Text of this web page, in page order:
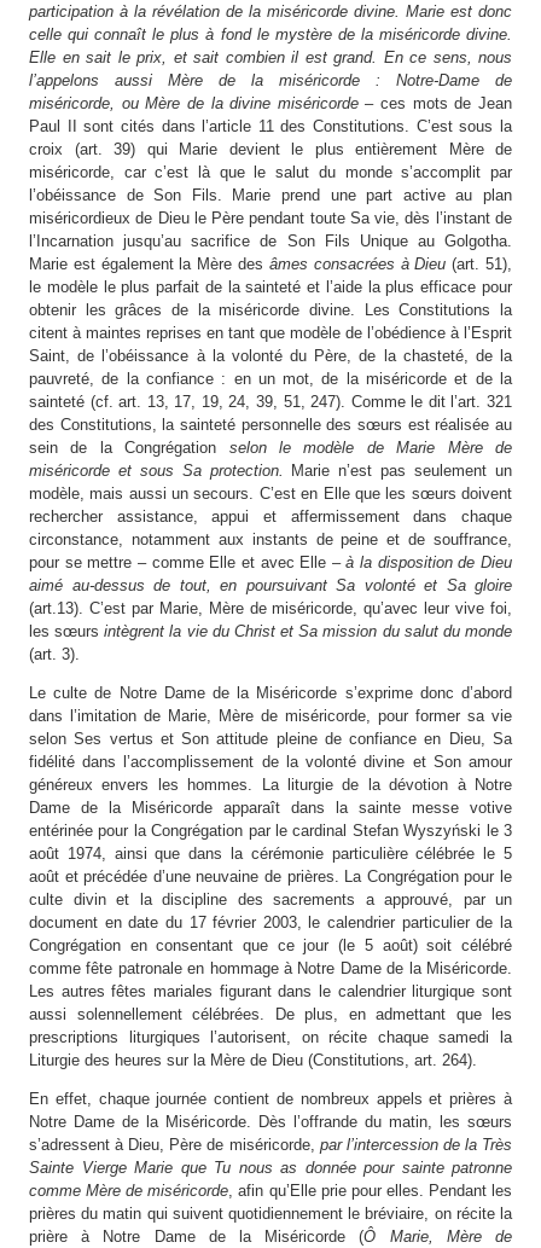
participation à la révélation de la miséricorde divine. Marie est donc
celle qui connaît le plus à fond le mystère de la miséricorde divine.
Elle en sait le prix, et sait combien il est grand. En ce sens, nous
l’appelons aussi Mère de la miséricorde : Notre-Dame de
miséricorde, ou Mère de la divine miséricorde– ces mots de Jean
Paul II sont cités dans l’article 11 des Constitutions. C’est sous la
croix (art. 39) qui Marie devient le plus entièrement Mère de
miséricorde, car c’est là que le salut du monde s’accomplit par
l’obéissance de Son Fils. Marie prend une part active au plan
miséricordieux de Dieu le Père pendant toute Sa vie, dès l’instant de
l’Incarnation jusqu’au sacrifice de Son Fils Unique au Golgotha.
Marie est également la Mère des âmes consacrées à Dieu (art. 51),
le modèle le plus parfait de la sainteté et l’aide la plus efficace pour
obtenir les grâces de la miséricorde divine. Les Constitutions la
citent à maintes reprises en tant que modèle de l’obédience à l’Esprit
Saint, de l’obéissance à la volonté du Père, de la chasteté, de la
pauvreté, de la confiance : en un mot, de la miséricorde et de la
sainteté (cf. art. 13, 17, 19, 24, 39, 51, 247). Comme le dit l’art. 321
des Constitutions, la sainteté personnelle des sœurs est réalisée au
sein de la Congrégation selon le modèle de Marie Mère de
miséricorde et sous Sa protection.
Marie n’est pas seulement un
modèle, mais aussi un secours. C’est en Elle que les sœurs doivent
rechercher assistance, appui et affermissement dans chaque
circonstance, notamment aux instants de peine et de souffrance,
pour se mettre – comme Elle et avec Elle –à la disposition de Dieu
aimé au-dessus de tout, en poursuivant Sa volonté et Sa gloire
(art.13). C’est par Marie, Mère de miséricorde, qu’avec leur vive foi,
les sœursintègrent la vie du Christ et Sa mission du salut du monde
(art. 3).
Le culte de Notre Dame de la Miséricorde s’exprime donc d’abord
dans l’imitation de Marie, Mère de miséricorde, pour former sa vie
selon Ses vertus et Son attitude pleine de confiance en Dieu, Sa
fidélité dans l’accomplissement de la volonté divine et Son amour
généreux envers les hommes. La liturgie de la dévotion à Notre
Dame de la Miséricorde apparaît dans la sainte messe votive
entérinée pour la Congrégation par le cardinal Stefan Wyszyński le 3
août 1974, ainsi que dans la cérémonie particulière célébrée le 5
août et précédée d’une neuvaine de prières. La Congrégation pour le
culte divin et la discipline des sacrements a approuvé, par un
document en date du 17 février 2003, le calendrier particulier de la
Congrégation en consentant que ce jour (le 5 août) soit célébré
comme fête patronale en hommage à Notre Dame de la Miséricorde.
Les autres fêtes mariales figurant dans le calendrier liturgique sont
aussi solennellement célébrées. De plus, en admettant que les
prescriptions liturgiques l’autorisent, on récite chaque samedi la
Liturgie des heures sur la Mère de Dieu (Constitutions, art. 264).
En effet, chaque journée contient de nombreux appels et prières à
Notre Dame de la Miséricorde. Dès l’offrande du matin, les sœurs
s’adressent à Dieu, Père de miséricorde, par l’intercession de la Très
Sainte Vierge Marie que Tu nous as donnée pour sainte patronne
comme Mère de miséricorde , afin qu’Elle prie pour elles. Pendant les
prières du matin qui suivent quotidiennement le bréviaire, on récite la
prière à Notre Dame de la Miséricorde (Ô Marie, Mère de